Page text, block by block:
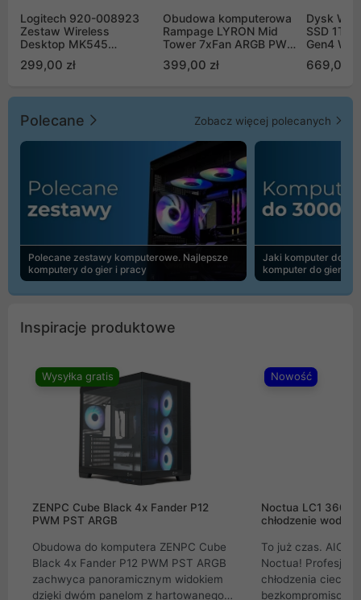
Logitech 920-008923
Zestaw Wireless
Desktop MK545
299,00 zł
Obudowa komputerowa
Rampage LYRON Mid
Tower 7xFan ARGB PWM
399,00 zł
Dysk WD
SSD 1TB
Gen4
669,00
Polecane Zobacz więcej polecanych
Polecane zestawy komputerowe. Najlepsze
komputery do gier i pracy
Jaki komputer do
komputer do gier |
Inspiracje produktowe
Wysyłka gratis
ZENPC Cube Black 4x Fander P12
PWM PST ARGB
Obudowa do komputera ZENPC Cube
Black 4x Fander P12 PWM PST ARGB
zachwyca panoramicznym widokiem
dzięki dwóm panelom z hartowanego
Nowość
Noctua LC1
chłodzenie wodne
To już czas. AIO
Noctua!
chłodzenia cieczą